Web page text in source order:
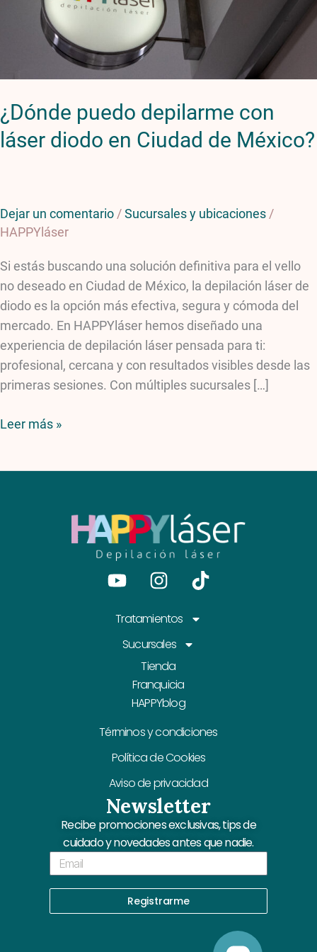
¿Dónde puedo depilarme con
láser diodo en Ciudad de México?
Dejar un comentario /Sucursales y ubicaciones /
HAPPYláser
Si estás buscando una solución definitiva para el vello
no deseado en Ciudad de México, la depilación láser de
diodo es la opción más efectiva, segura y cómoda del
mercado. En HAPPYláser hemos diseñado una
experiencia de depilación láser pensada para ti:
profesional, cercana y con resultados visibles desde las
primeras sesiones. Con múltiples sucursales […]
Leer más »
YoutubeInstagram
Tiktok
Tratamientos
Sucursales
Tienda
Franquicia
HAPPYblog
Términos y condiciones
Política de Cookies
Aviso de privacidad
Newsletter
Recibe promociones exclusivas, tips de
cuidado y novedades antes que nadie.
Email
Registrarme